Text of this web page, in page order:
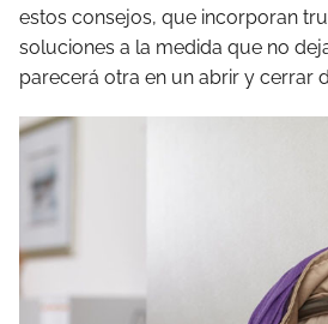
estos consejos, que incorporan
soluciones a la medida que no
parecerá otra en un abrir y cerrar